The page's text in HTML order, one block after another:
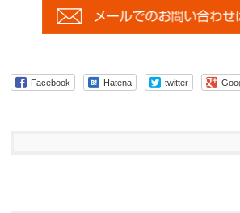
Facebook Hatena twitter